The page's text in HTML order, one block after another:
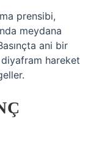
prensibi,
meydana
ani bir
hareket